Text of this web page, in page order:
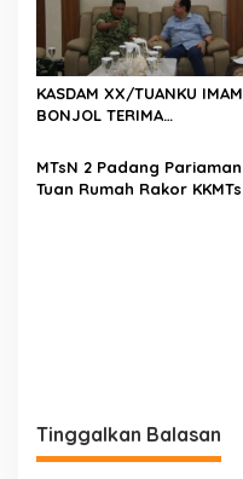
KASDAM XX/TUANKU IMAM
BONJOL TERIMA
ANGGOTA DPD RI H. IRMAN
GUSMAN, S.E., M.B.A., DI
MTsN 2 Padang Pariaman
Tuan Rumah Rakor KKMTs
Tinggalkan Balasan